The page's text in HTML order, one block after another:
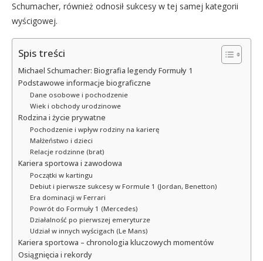
Schumacher, również odnosił sukcesy w tej samej kategorii
wyścigowej.
Spis treści
Michael Schumacher: Biografia legendy Formuły 1
Podstawowe informacje biograficzne
Dane osobowe i pochodzenie
Wiek i obchody urodzinowe
Rodzina i życie prywatne
Pochodzenie i wpływ rodziny na karierę
Małżeństwo i dzieci
Relacje rodzinne (brat)
Kariera sportowa i zawodowa
Początki w kartingu
Debiut i pierwsze sukcesy w Formule 1 (Jordan, Benetton)
Era dominacji w Ferrari
Powrót do Formuły 1 (Mercedes)
Działalność po pierwszej emeryturze
Udział w innych wyścigach (Le Mans)
Kariera sportowa – chronologia kluczowych momentów
Osiągnięcia i rekordy